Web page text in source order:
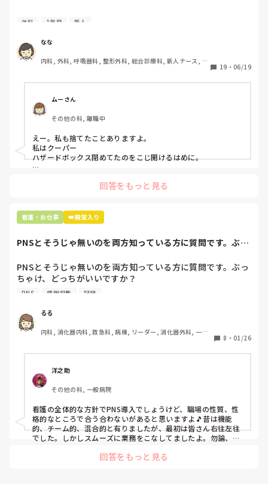
今日はじめての創処置をしました。
ゴミと一緒に、ノリで鑷子達を捨てました。。
患者に使用した物品は使い捨て、という認識が頭の中にあっ
て…。
プリセプターに
「普通鑷子捨てる！？明らかに使い捨てて良いような安物じ
ゃないよね？」
「そんなミスした新人、あなたが初めてだよ」
と言われました。。
たしかに、よくよく考えてみれば
手術室で使った物品も全部滅菌して使いまわすし、
なんで頭回らなかったんだろう😭
市長さんは、
患者さんに迷惑かけたわけじゃないから大丈夫、
自分が情けなくて情けなくて😭
こんなバカな私をせめて笑い飛ばしてください笑
外科 1年目 新人
なな
内科, 外科, 呼吸器科, 整形外科, 総合診療科, 新人ナース, 脳
19 ・ 06/19
ムーさん
その他の科, 離職中
えー。私も捨てたことありますよ。
私はクーパー
ハザードボックス閉めてたのをこじ開けるはめに。
に出しちゃったり。(これは問題か💦)
回答をもっと見る
看護・お仕事 👑殿堂入り
PNSとそうじゃ無いのを両方知っている方に質問です。ぶっ
PNSとそうじゃ無いのを両方知っている方に質問です。ぶっ
ちゃけ、どっちがいいですか？
後、PNSを廃止しました。
私は、そのPNSを廃止した病棟からまだPNSをやっている病
棟に9月に異動してきました。
じざるを得ませんでした。
色々な病棟に入院したことのある患者さんも、「(私が異動
する前の病棟の方が)新人が患者から見てもよく動けてた
よ」と言っていました。
現病棟はPNSだけれども、結局は忙しくて、新人の面倒を見
てられず、清潔ケアや単純に点滴を繋げてくるなど、簡単な
仕事しか新人にさせていませんでした。PNSを廃止した病棟
では、イベントは必ずと言っていいほど新人に担当させて、
ることがどんどん増えていったと思っています。
PNS 情報収集 記録
るる
内科, 消化器内科, 救急科, 病棟, リーダー, 消化器外科, 一般
8 ・ 01/26
洋之助
その他の科, 一般病院
看護の全体的な方針でPNS導入でしょうけど、職場の性質、性
格的なところで合う合わないがあると思いますよ🎵昔は機能
的、チーム的、混合的と有りましたが、最初は皆さん右往左往
でした。しかしスムーズに業務をこなしてましたよ。勿論、指
と意見交換を行うべきと思いますよ🎵それに人手が足りないの
回答をもっと見る